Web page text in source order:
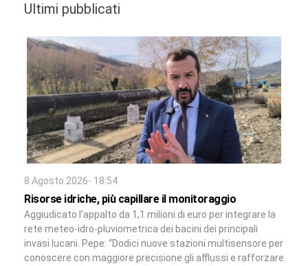
Ultimi pubblicati
8 Agosto 2026- 18:54
Risorse idriche, più capillare il monitoraggio
Aggiudicato l’appalto da 1,1 milioni di euro per integrare la
rete meteo-idro-pluviometrica dei bacini dei principali
invasi lucani. Pepe: “Dodici nuove stazioni multisensore per
conoscere con maggiore precisione gli afflussi e rafforzare